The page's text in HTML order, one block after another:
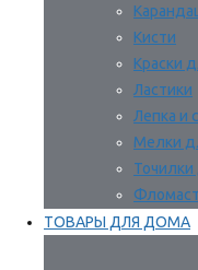
Кисти
Краски
Ластики
Лепка и
Мелки
ТОВАРЫ ДЛЯ ДОМА